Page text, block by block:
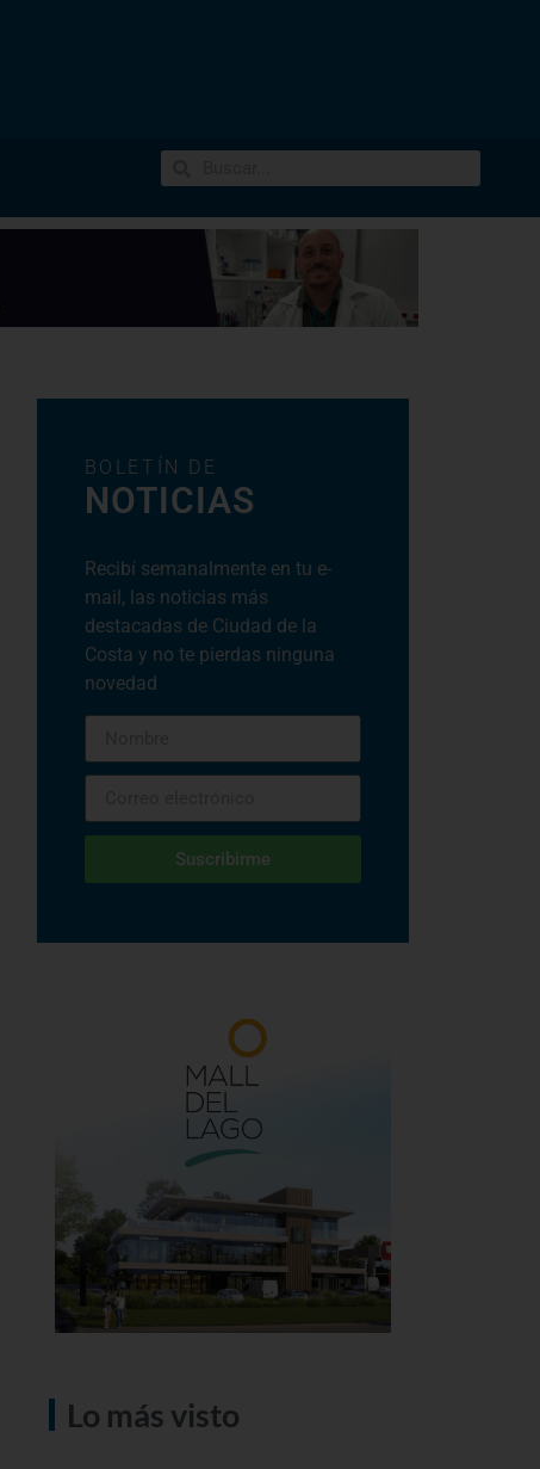
BOLETÍN DE
NOTICIAS
Recibí semanalmente en tu e-
mail, las noticias más
destacadas de Ciudad de la
Costa y no te pierdas ninguna
novedad
Suscribirme
Lo más visto